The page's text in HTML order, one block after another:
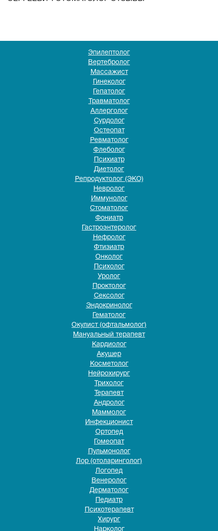
Эпилептолог
Вертебролог
Массажист
Гинеколог
Гепатолог
Травматолог
Аллерголог
Сурдолог
Остеопат
Ревматолог
Флеболог
Психиатр
Диетолог
Репродуктолог (ЭКО)
Невролог
Иммунолог
Стоматолог
Фониатр
Гастроэнтеролог
Нефролог
Фтизиатр
Онколог
Психолог
Уролог
Проктолог
Сексолог
Эндокринолог
Гематолог
Окулист (офтальмолог)
Мануальный терапевт
Кардиолог
Акушер
Косметолог
Нейрохирург
Трихолог
Терапевт
Андролог
Маммолог
Инфекционист
Ортопед
Гомеопат
Пульмонолог
Лор (отоларинголог)
Логопед
Венеролог
Дерматолог
Педиатр
Психотерапевт
Хирург
Нарколог